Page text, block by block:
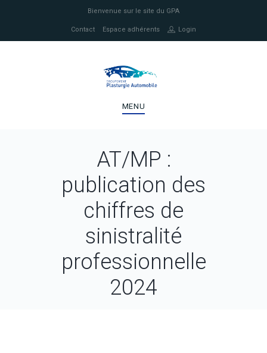
Bienvenue sur le site du GPA
Contact Espace adhérents Login
MENU
AT/MP :
publication des
chiffres de
sinistralité
professionnelle
2024